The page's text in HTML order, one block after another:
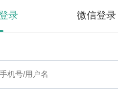
录 微信登录